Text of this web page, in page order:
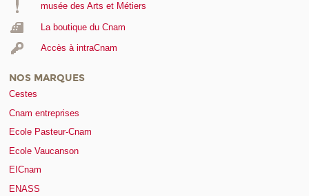
musée des Arts et Métiers
La boutique du Cnam
Accès à intraCnam
NOS MARQUES
Cestes
Cnam entreprises
Ecole Pasteur-Cnam
Ecole Vaucanson
EICnam
ENASS